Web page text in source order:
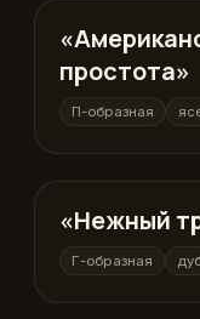
П-образная
простота»
П-образная
Г-образная
«Нежный
Г-образная